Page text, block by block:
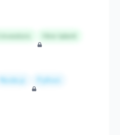
Hire talent
Node.js Python